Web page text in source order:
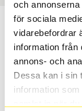
och
för sociala
vidarebefordrar
information från
annons- och
Dessa kan i sin
information
Passar
Ange
valt passar din
sättas på dina